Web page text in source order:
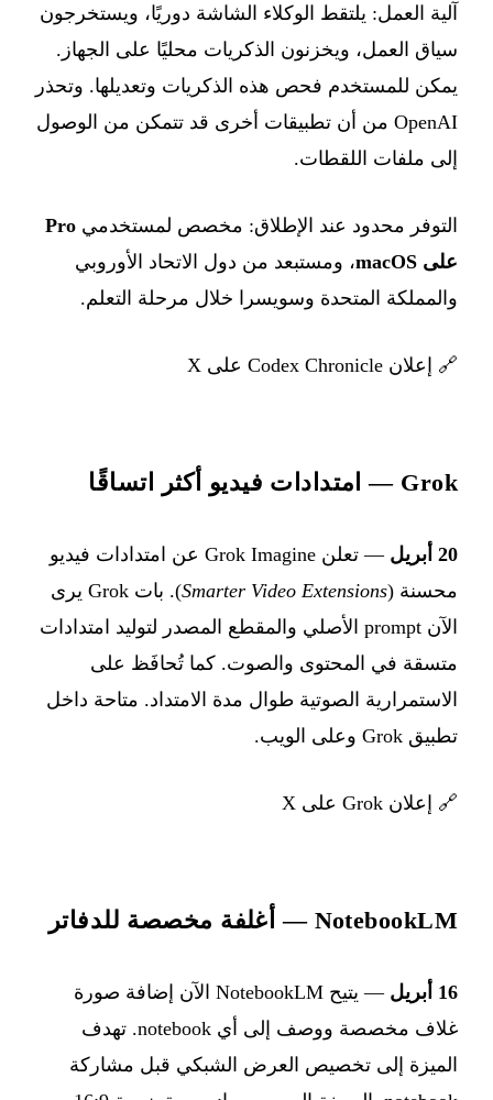
آلية العمل: يلتقط الوكلاء الشاشة دوريًا، ويستخرجون
سياق العمل، ويخزنون الذكريات محليًا على الجهاز.
يمكن للمستخدم فحص هذه الذكريات وتعديلها. وتحذر
OpenAI من أن تطبيقات أخرى قد تتمكن من الوصول
إلى ملفات اللقطات.
التوفر محدود عند الإطلاق: مخصص لمستخدمي Pro
على macOS
، ومستبعد من دول الاتحاد الأوروبي
والمملكة المتحدة وسويسرا خلال مرحلة التعلم.
🔗 إعلان Codex Chronicle على X
Grok — امتدادات فيديو أكثر اتساقًا
20 أبريل
— تعلن Grok Imagine عن امتدادات فيديو
محسنة (Smarter Video Extensions
). بات Grok يرى
الآن prompt الأصلي والمقطع المصدر لتوليد امتدادات
متسقة في المحتوى والصوت. كما تُحافَظ على
الاستمرارية الصوتية طوال مدة الامتداد. متاحة داخل
تطبيق Grok وعلى الويب.
🔗 إعلان Grok على X
NotebookLM — أغلفة مخصصة للدفاتر
16 أبريل
— يتيح NotebookLM الآن إضافة صورة
غلاف مخصصة ووصف إلى أي notebook. تهدف
الميزة إلى تخصيص العرض الشبكي قبل مشاركة